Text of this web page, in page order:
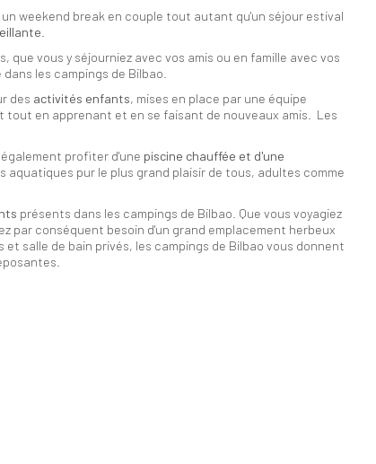
weekend break en couple tout autant qu'un séjour estival
vous y séjourniez avec vos amis ou en famille avec vos
les campings de Bilbao.
des activités enfants, mises en place par une équipe
tout en apprenant et en se faisant de nouveaux amis. Les
profiter d'une piscine chauffée et d'une
aquatiques pur le plus grand plaisir de tous, adultes comme
présents dans les campings de Bilbao. Que vous voyagiez
par conséquent besoin d'un grand emplacement herbeux
salle de bain privés, les campings de Bilbao vous donnent